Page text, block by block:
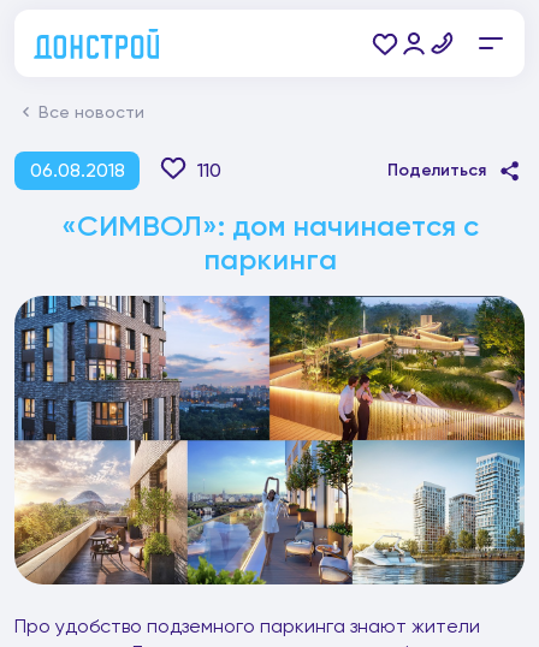
Все новости
06.08.2018 110 Поделиться
«СИМВОЛ»: дом начинается с
паркинга
Про удобство подземного паркинга знают жители